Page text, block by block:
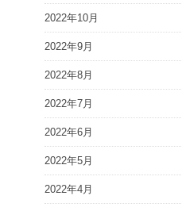
2022年10月
2022年9月
2022年8月
2022年7月
2022年6月
2022年5月
2022年4月